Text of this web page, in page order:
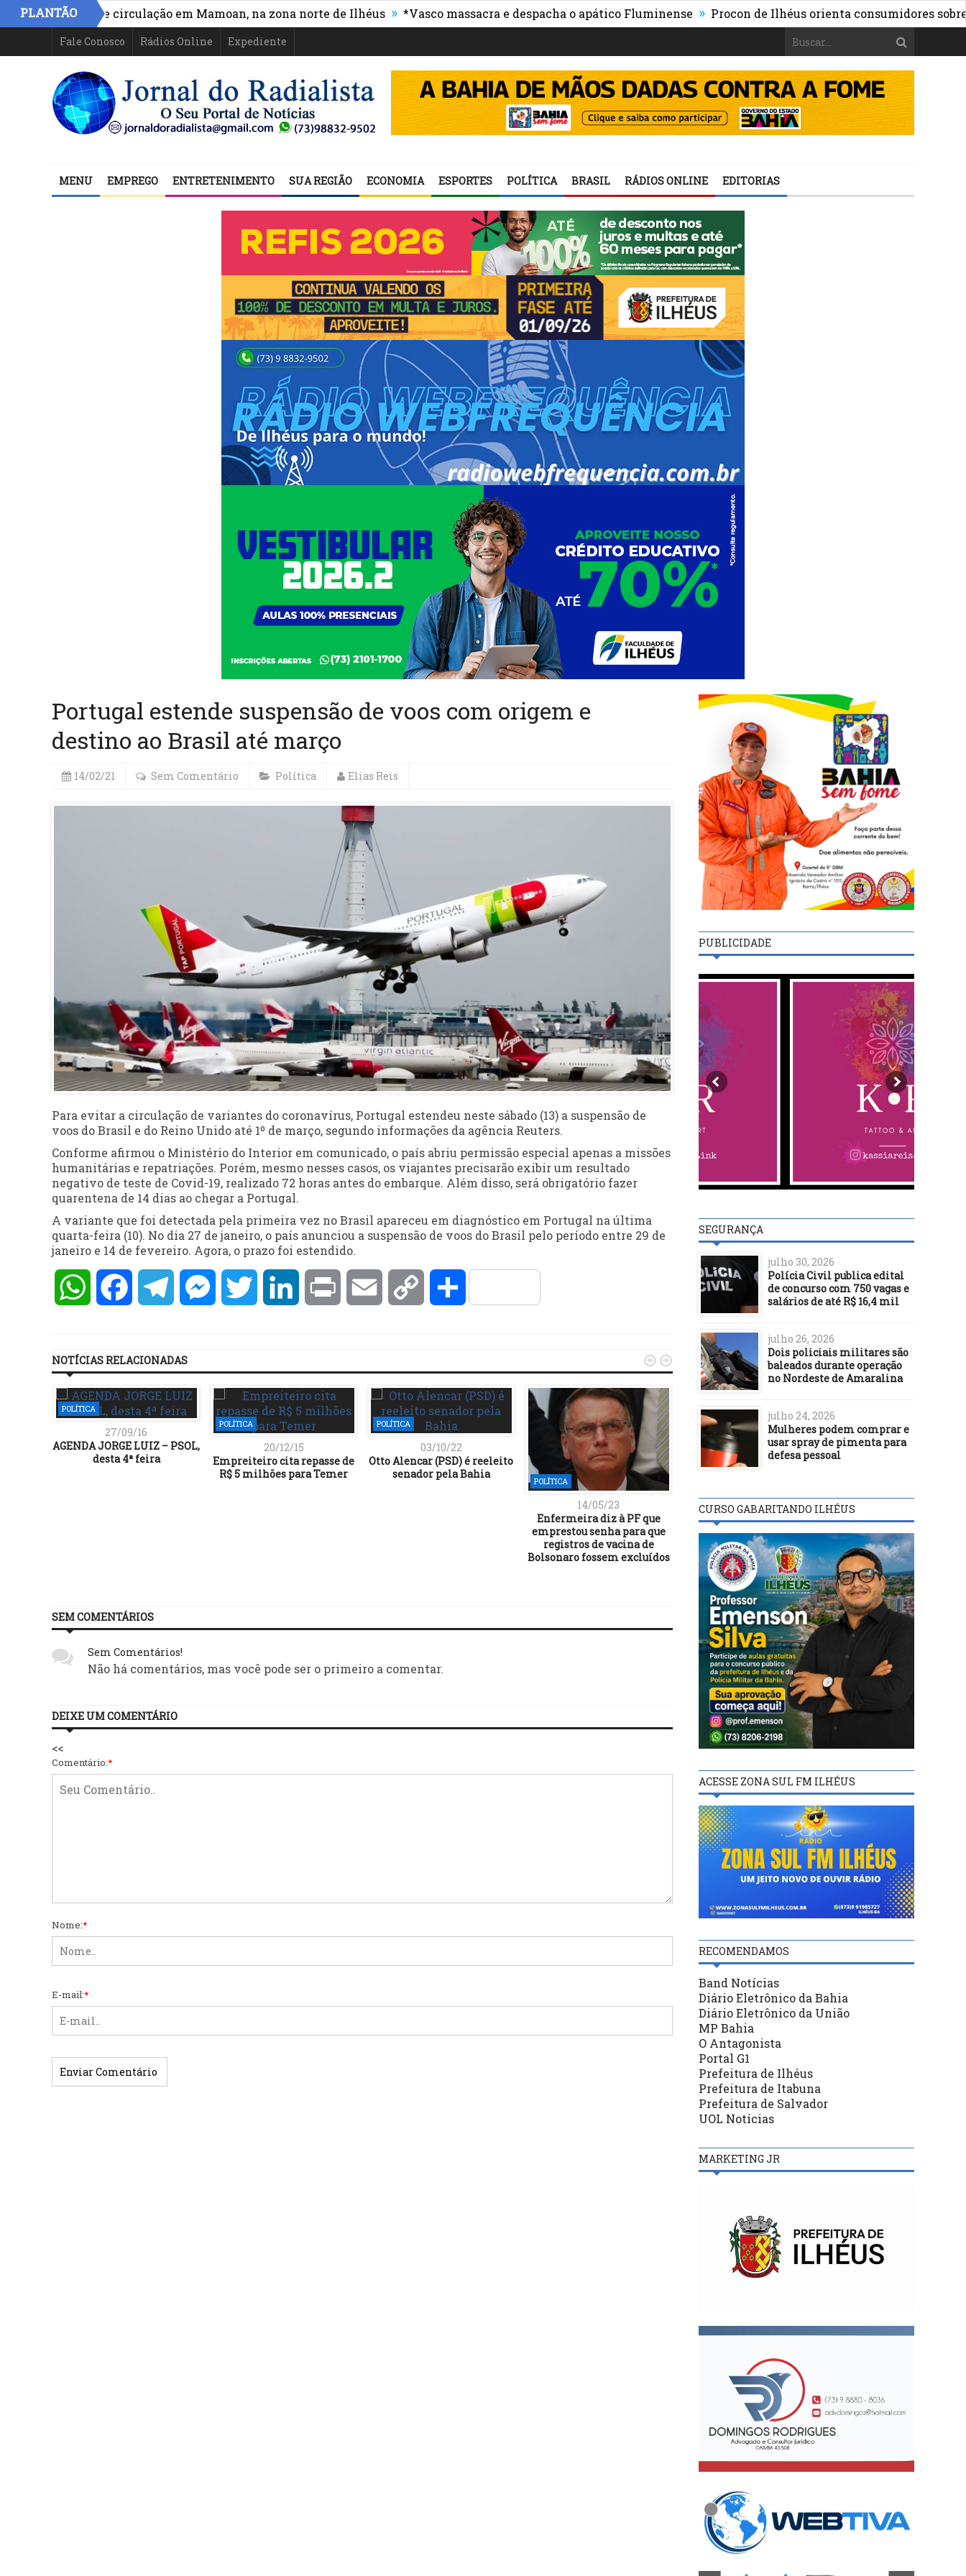
PLANTÃO
acesso e circulação em Mamoan, na zona norte de Ilhéus » *Vasco massacra e despacha o apático Fluminense » Procon de Ilhéus orienta consumidores sobre os
Fale Conosco Rádios Online Expediente
MENU EMPREGO ENTRETENIMENTO SUA REGIÃO ECONOMIA ESPORTES POLÍTICA BRASIL RÁDIOS ONLINE EDITORIAS
Portugal estende suspensão de voos com origem e
destino ao Brasil até março
14/02/21 Sem Comentário Política Elias Reis
Para evitar a circulação de variantes do coronavírus, Portugal estendeu neste sábado (13) a suspensão de
voos do Brasil e do Reino Unido até 1º de março, segundo informações da agência Reuters.
Conforme afirmou o Ministério do Interior em comunicado, o país abriu permissão especial apenas a missões
humanitárias e repatriações. Porém, mesmo nesses casos, os viajantes precisarão exibir um resultado
negativo de teste de Covid-19, realizado 72 horas antes do embarque. Além disso, será obrigatório fazer
quarentena de 14 dias ao chegar a Portugal.
A variante que foi detectada pela primeira vez no Brasil apareceu em diagnóstico em Portugal na última
quarta-feira (10). No dia 27 de janeiro, o país anunciou a suspensão de voos do Brasil pelo período entre 29 de
janeiro e 14 de fevereiro. Agora, o prazo foi estendido.
WhatsAppFacebookTelegramMessengerTwitter LinkedInPrint Email Copy Compartilhar
NOTÍCIAS RELACIONADAS
POLÍTICA
27/09/16
AGENDA JORGE LUIZ – PSOL,
desta 4ª feira
POLÍTICA
20/12/15
Empreiteiro cita repasse de
R$ 5 milhões para Temer
POLÍTICA
03/10/22
Otto Alencar (PSD) é reeleito
senador pela Bahia
POLÍTICA
14/05/23
Enfermeira diz à PF que
emprestou senha para que
registros de vacina de
Bolsonaro fossem excluídos
08/07/19
Ministério da Agricultura
proíbe venda de seis marcas
de azeite
Governo convoca
da turma 1 do concurso
DPT para
documentação e
médica
 
SEM COMENTÁRIOS
Sem Comentários!
Não há comentários, mas você pode ser o primeiro a comentar.
DEIXE UM COMENTÁRIO
<<
Comentário:*
Nome:*
E-mail:*
PUBLICIDADE
SEGURANÇA
julho 30, 2026
Polícia Civil publica edital
de concurso com 750 vagas e
salários de até R$ 16,4 mil
julho 26, 2026
Dois policiais militares são
baleados durante operação
no Nordeste de Amaralina
julho 24, 2026
Mulheres podem comprar e
usar spray de pimenta para
defesa pessoal
CURSO GABARITANDO ILHÉUS
ACESSE ZONA SUL FM ILHÉUS
RECOMENDAMOS
Band Notícias
Diário Eletrônico da Bahia
Diário Eletrônico da União
MP Bahia
O Antagonista
Portal G1
Prefeitura de Ilhéus
Prefeitura de Itabuna
Prefeitura de Salvador
UOL Notícias
MARKETING JR